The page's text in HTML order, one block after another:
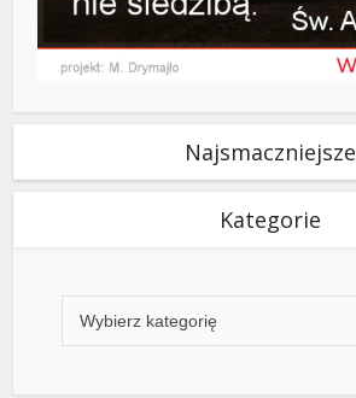
Najsmaczniejsze
Kategorie